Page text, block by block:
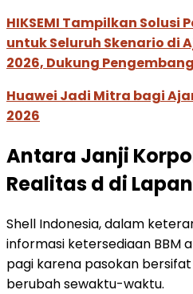
HIKSEMI Tampilkan Solusi
untuk Seluruh Skenario di
2026, Dukung
Huawei Jadi Mitra bagi
2026
Antara Janji
Realitas d di
Shell Indonesia, dalam
informasi ketersediaan BBM
pagi karena pasokan
berubah sewaktu-waktu.